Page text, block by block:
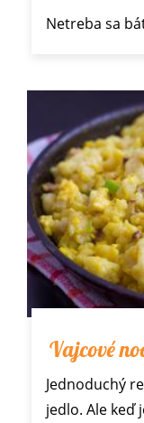
Netreba sa
Vajcové
Jednoduchý
jedlo. Ale keď